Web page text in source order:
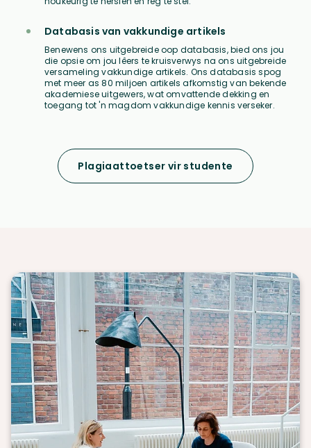
Databasis van vakkundige artikels
Benewens ons uitgebreide oop databasis, bied ons jou
die opsie om jou lêers te kruisverwys na ons uitgebreide
versameling vakkundige artikels. Ons databasis spog
met meer as 80 miljoen artikels afkomstig van bekende
akademiese uitgewers, wat omvattende dekking en
toegang tot 'n magdom vakkundige kennis verseker.
Plagiaattoetser vir studente